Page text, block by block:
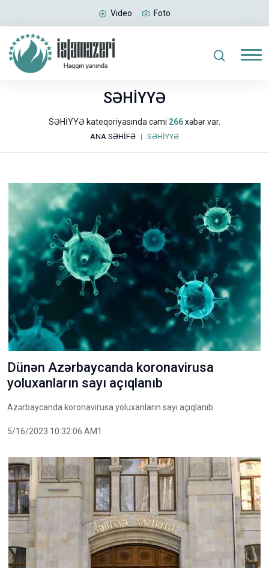
Video Foto
SƏHİYYƏ
SƏHİYYƏ kateqoriyasında cəmi 266xəbər var.
ANA SƏHİFƏ SƏHİYYƏ
Dünən Azərbaycanda koronavirusa
yoluxanların sayı açıqlanıb
Azərbaycanda koronavirusa yoluxanların sayı açıqlanıb.
5/16/2023 10:32:06 AM1